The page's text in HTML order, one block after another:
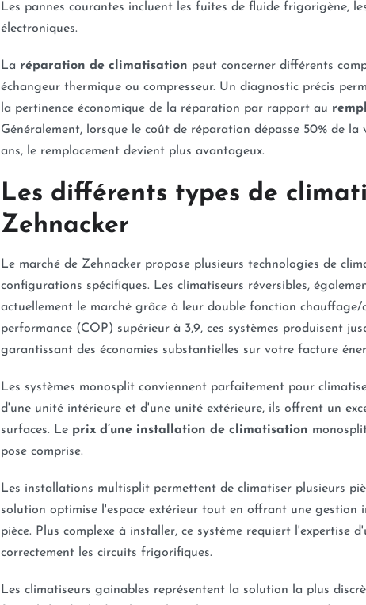
Les pannes courantes incluent les fuites de fluide frigorigène,
électroniques.
La réparation de climatisation peut concerner différents
échangeur thermique ou compresseur. Un diagnostic précis
la pertinence économique de la réparation par rapport au
Généralement, lorsque le coût de réparation dépasse 50% de
ans, le remplacement devient plus avantageux.
Les différents types de
Zehnacker
Le marché de Zehnacker propose plusieurs technologies de
configurations spécifiques. Les climatiseurs réversibles,
actuellement le marché grâce à leur double fonction
performance (COP) supérieur à 3,9, ces systèmes produisent
garantissant des économies substantielles sur votre facture
Les systèmes monosplit conviennent parfaitement pour
d'une unité intérieure et d'une unité extérieure, ils offrent un
surfaces. Le prix d’une installation de climatisation
pose comprise.
Les installations multisplit permettent de climatiser plusieurs
solution optimise l'espace extérieur tout en offrant une gestion
pièce. Plus complexe à installer, ce système requiert l'expertise
correctement les circuits frigorifiques.
Les climatiseurs gainables représentent la solution la plus